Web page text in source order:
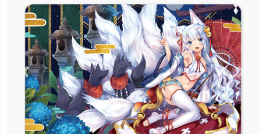
立即購買
更多銷售據點
Previous